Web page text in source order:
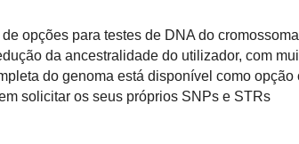
opções para testes de DNA do
da ancestralidade do utilizador, com
do genoma está disponível como
solicitar os seus próprios SNPs e STRs